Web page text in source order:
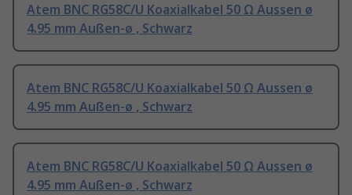
Atem BNC RG58C/U Koaxialkabel 50 Ω Aussen ø
4.95 mm Außen-ø , Schwarz
Atem BNC RG58C/U Koaxialkabel 50 Ω Aussen ø
4.95 mm Außen-ø , Schwarz
Atem BNC RG58C/U Koaxialkabel 50 Ω Aussen ø
4.95 mm Außen-ø , Schwarz